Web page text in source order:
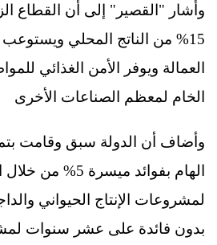
وأشار "القصير" إلى أن القطاع
العمالة ويوفر الأمن الغذائي
الخام لمعظم الصناعات الأخرى
وأضاف أن الدولة سبق وقامت
الهام بفوائد
لمشروعات الإنتاج الحيواني
بدون فائدة على عشر سنوات